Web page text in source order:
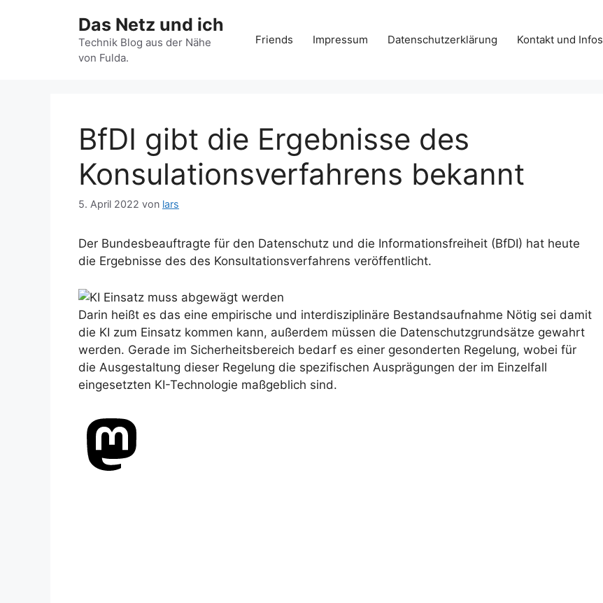
Das Netz und ich
Technik Blog aus der Nähe
von Fulda.
Friends Impressum Datenschutzerklärung Kontakt und Infos
BfDI gibt die Ergebnisse des
Konsulationsverfahrens bekannt
5. April 2022 von lars
Der Bundesbeauftragte für den Datenschutz und die Informationsfreiheit (BfDI) hat heute
die Ergebnisse des des Konsultationsverfahrens veröffentlicht.
Darin heißt es das eine empirische und interdisziplinäre Bestandsaufnahme Nötig sei damit
die KI zum Einsatz kommen kann, außerdem müssen die Datenschutzgrundsätze gewahrt
werden. Gerade im Sicherheitsbereich bedarf es einer gesonderten Regelung, wobei für
die Ausgestaltung dieser Regelung die spezifischen Ausprägungen der im Einzelfall
eingesetzten KI-Technologie maßgeblich sind.